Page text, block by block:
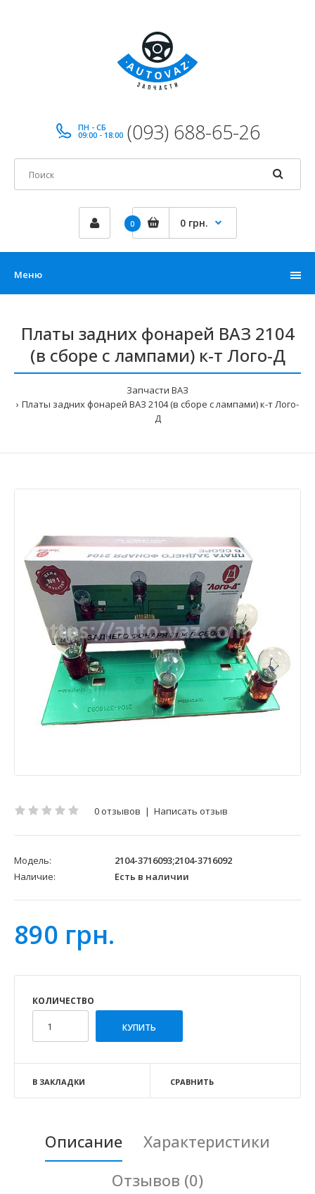
ПН - СБ
09:00 - 18:00 (093) 688-65-26
0 0 грн.
Меню
Платы задних фонарей ВАЗ 2104
(в сборе с лампами) к-т Лого-Д
Запчасти ВАЗ
Платы задних фонарей ВАЗ 2104 (в сборе с лампами) к-т Лого-
Д
0 отзывов | Написать отзыв
Модель:
2104-3716093;2104-3716092
Наличие:
Есть в наличии
890 грн.
КОЛИЧЕСТВО
В ЗАКЛАДКИ СРАВНИТЬ
Описание
Характеристики
Отзывов (0)